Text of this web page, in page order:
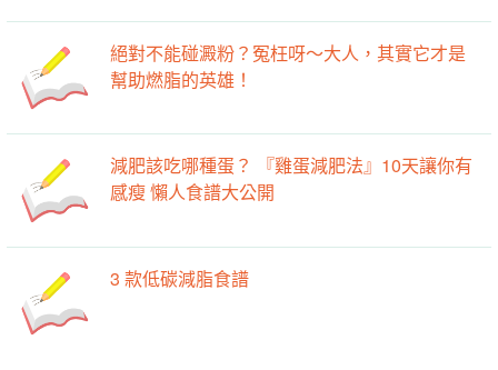
絕對不能碰澱粉？冤枉呀～大人，其實它才是
幫助燃脂的英雄！
減肥該吃哪種蛋？ 『雞蛋減肥法』10天讓你有
感瘦 懶人食譜大公開
3 款低碳減脂食譜